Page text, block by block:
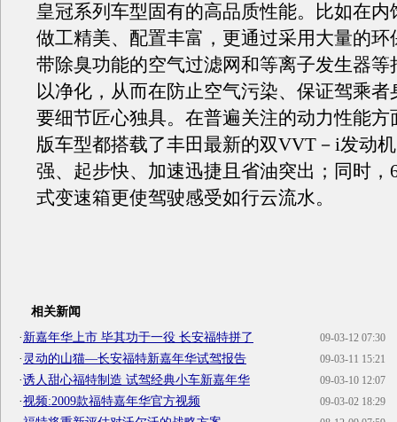
皇冠系列车型固有的高品质性能。比如在内
做工精美、配置丰富，更通过采用大量的环
带除臭功能的空气过滤网和等离子发生器等
以净化，从而在防止空气污染、保证驾乘者
要细节匠心独具。在普遍关注的动力性能方
版车型都搭载了丰田最新的双VVT－i发动
强、起步快、加速迅捷且省油突出；同时，
式变速箱更使驾驶感受如行云流水。
相关新闻
09-03-12 07:30
· 新嘉年华上市 毕其功于一役 长安福特拼了
09-03-11 15:21
· 灵动的山猫—长安福特新嘉年华试驾报告
09-03-10 12:07
·诱人甜心福特制造 试驾经典小车新嘉年华
09-03-02 18:29
·视频:2009款福特嘉年华官方视频